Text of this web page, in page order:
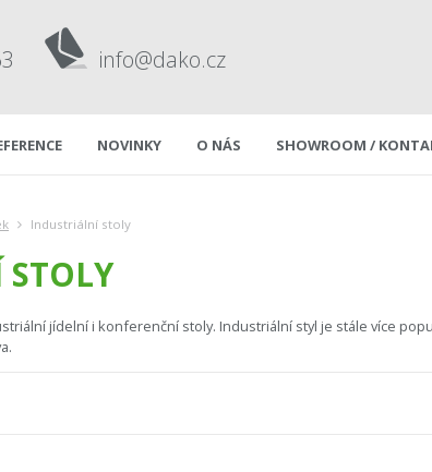
info@dako.cz
NOVINKY O NÁS SHOWROOM /
Industriální stoly
jídelní i konferenční stoly. Industriální styl je stále více